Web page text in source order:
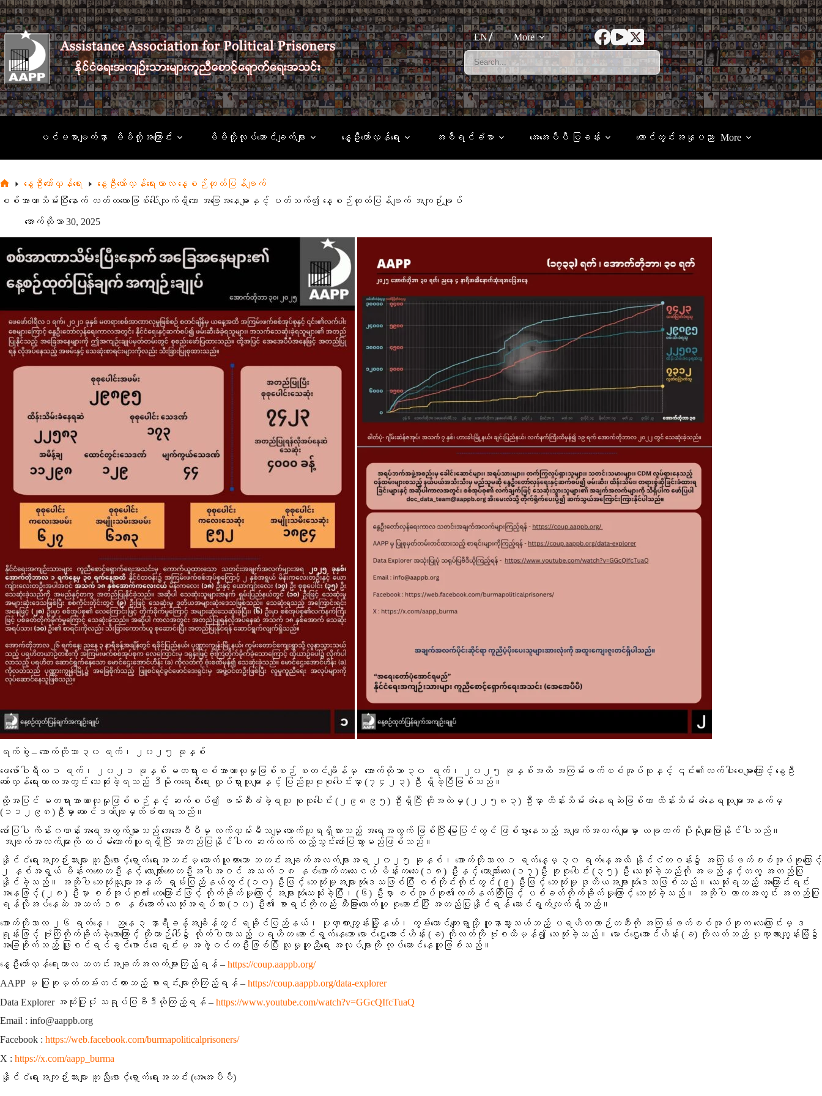
Skip
to
content
EN
More
ပင်မစာမျက်နှာ မိမိတို့အကြောင်း မိမိတို့လုပ်ဆောင်ချက်များ နွေဦးတော်လှန်ရေး အစီရင်ခံစာ အေအေပီပီ ပြခန်း ထောင်တွင်းအနုပညာ More
Home
နွေဦးတော်လှန်ရေး
နွေဦးတော်လှန်ရေးကာလ နေ့စဉ်ထုတ်ပြန်ချက်
စစ်အာဏာသိမ်းပြီးနောက် လတ်တလောဖြစ်ပေါ်လျက်ရှိသော အခြေအနေများနှင့် ပတ်သက်၍ နေ့စဉ်ထုတ်ပြန်ချက် အကျဉ်းချုပ်
အောက်တိုဘာ 30, 2025
ရက်စွဲ – အောက်တိုဘာ ၃၀ ရက်၊ ၂၀၂၅ ခုနှစ်
ဖေဖော်ဝါရီလ ၁ ရက်၊ ၂၀၂၁ ခုနှစ် မတရားစစ်အာဏာလုမှုဖြစ်စဉ် စတင်ချိန်မှ အောက်တိုဘာ ၃၀ ရက်၊ ၂၀၂၅ ခုနှစ်အထိ အကြမ်းဖက်စစ်အုပ်စုနှင့် ၎င်း၏လက်ပါးစေများကြောင့် နွေဦး
တော်လှန်ရေးကာလအတွင်း သေဆုံးခဲ့ရသည့် ဒီမိုကရေစီရေး လှုပ်ရှားသူများနှင့် ပြည်သူစုစုပေါင်းမှာ (၇၄၂၃) ဦး ရှိခဲ့ပြီဖြစ်သည်။
ထို့အပြင် မတရားအာဏာလုမှုဖြစ်စဉ်နှင့် ဆက်စပ်၍ ဖမ်းဆီးခံခဲ့ရသူ စုစုပေါင်း (၂၉၈၉၅) ဦးရှိပြီး ထိုအထဲမှ (၂၂၅၈၃) ဦးမှာ ထိန်းသိမ်းခံနေရဆဲဖြစ်ကာ ထိန်းသိမ်းခံနေရသူများအနက်မှ
(၁၁၂၉၈) ဦးမှာ ထောင်ဒဏ်ချမှတ်ခံထားရသည်။
ဖော်ပြပါ ကိန်းဂဏန်းအရေအတွက်များသည် အေအေပီပီမှ လက်လှမ်းမီသမျှ ကောက်ယူရရှိထားသည့် အရေအတွက် ဖြစ်ပြီး မြေပြင်တွင် ဖြစ်ပွားနေသည့် အချက်အလက်များမှာ ယခုထက် ပိုမိုများပြားနိုင်ပါသည်။
အချက်အလက်များကို ထပ်မံကောက်ယူရရှိပြီး အတည်ပြုနိုင်ပါက ဆက်လက် ထည့်သွင်းဖော်ပြသွားမည်ဖြစ်သည်။
နိုင်ငံရေးအကျဉ်းသားများ ကူညီစောင့်ရှောက်ရေးအသင်းမှ ကောက်ယူထားသော သတင်းအချက်အလက်များအရ ၂၀၂၅ ခုနှစ်၊ အောက်တိုဘာလ ၁ ရက်နေ့မှ ၃၀ ရက်နေ့အထိ နိုင်ငံတဝန်း၌ အကြမ်းဖက်စစ်အုပ်စုကြောင့်
၂ နှစ်အရွယ် မိန်းကလေးတဦးနှင့် ယောကျ်ားလေးတဦးအပါအဝင်
အသက် ၁၈ နှစ်အောက်ကလေးငယ် မိန်းကလေး (၁၈) ဦးနှင့် ယောကျာ်းလေး (၁၇) ဦး စုစုပေါင်း (၃၅) ဦး သေဆုံးခဲ့သည်ကို အမည်နှင့်တကွ အတည်ပြု
နိုင်ခဲ့သည်။ အဆိုပါ သေဆုံးသူများအနက် ရှမ်းပြည်နယ်တွင် (၁၀) ဦးဖြင့် သေဆုံးမှုအများဆုံးဒေသဖြစ်ပြီး စစ်ကိုင်းတိုင်းတွင် (၉) ဦးဖြင့် သေဆုံးမှု ဒုတိယအများဆုံးဒေသဖြစ်သည်။ သေဆုံးရသည့် အကြောင်းရင်း
အနေဖြင့် (၂၈) ဦးမှာ စစ်အုပ်စု၏ လေကြောင်းဖြင့် တိုက်ခိုက်မှုကြောင့် အများဆုံးသေဆုံးခဲ့ပြီး၊ (၆) ဦးမှာ စစ်အုပ်စု၏လက်နက်ကြီးဖြင့် ပစ်ခတ်တိုက်ခိုက်မှုကြောင့် သေဆုံးခဲ့သည်။ အဆိုပါ ကာလအတွင်း အတည်ပြု
ရန်လိုအပ်နေဆဲ အသက် ၁၈ နှစ်အောက် သေဆုံးအရပ်သား (၁၀) ဦး၏ စာရင်းကိုလည်း သီးခြားကောက်ယူ စုဆောင်းပြီး အတည်ပြုနိုင်ရန် ဆောင်ရွက်လျက်ရှိသည်။
အောက်တိုဘာလ ၂၆ ရက်နေ့၊ ညနေ ၃ နာရီခန့်အချိန်တွင် ရခိုင်ပြည်နယ်၊ ပုဏ္ဏားကျွန်းမြို့နယ်၊ ကွမ်းတောင်ကျေးရွာသို့ လူနာသွားသယ်သည့် ပရဟိတယာဉ်တစီးကို အကြမ်းဖက်စစ်အုပ်စုက လေကြောင်းမှ ဒ
ရုန်းဖြင့် ဗုံးကြဲတိုက်ခိုက်ခဲ့သောကြောင့် ထိုယာဉ်ပေါ်၌ လိုက်ပါလာသည့် ပရဟိတ ဆောင်ရွက်နေသော မောင်ဌေးအောင်ဟိန်း (ခ) ကိုလတ်ကို ဗုံးစထိမှန်၍ သေဆုံးခဲ့သည်။ မောင်ဌေးအောင်ဟိန်း (ခ) ကိုလတ်သည် ပုဏ္ဏားကျွန်းမြို့၌
အခြေစိုက်သည့် ဖြူစင်ရင်ခွင်ဖောင်ဒေးရှင်းမှ အဖွဲ့ဝင်တဦးဖြစ်ပြီး လူမှုကူညီရေး အလုပ်များကို လုပ်ဆောင်နေသူဖြစ်သည်။
နွေဦးတော်လှန်ရေးကာလ သတင်းအချက်အလက်များကြည့်ရန် – https://coup.aappb.org/
AAPP မှ ပြုစုမှတ်တမ်းတင်ထားသည့် စာရင်းများကိုကြည့်ရန် – https://coup.aappb.org/data-explorer
Data Explorer အသုံးပြုပုံ သရုပ်ပြဗီဒီယိုကြည့်ရန် – https://www.youtube.com/watch?v=GGcQIfcTuaQ
Email : info@aappb.org
Facebook : https://web.facebook.com/burmapoliticalprisoners/
X : https://x.com/aapp_burma
နိုင်ငံရေးအကျဉ်းသားများ ကူညီစောင့်ရှောက်ရေးအသင်း (အေအေပီပီ)